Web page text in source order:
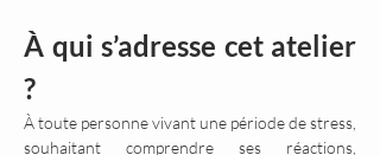
À qui s’adresse cet atelier
?
À toute personne vivant une période de stress,
souhaitant comprendre ses réactions,